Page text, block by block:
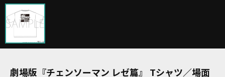
劇場版『チェンソーマン レゼ篇』 Tシャツ／場面